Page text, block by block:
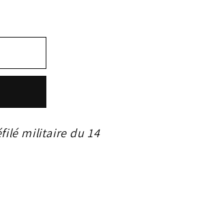
militaire du 14